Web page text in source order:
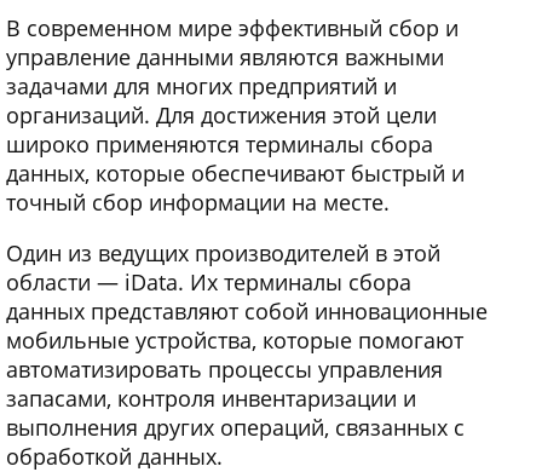
В современном мире эффективный сбор и
управление данными являются важными
задачами для многих предприятий и
организаций. Для достижения этой цели
широко применяются терминалы сбора
данных, которые обеспечивают быстрый и
точный сбор информации на месте.
Один из ведущих производителей в этой
области — iData. Их терминалы сбора
данных представляют собой инновационные
мобильные устройства, которые помогают
автоматизировать процессы управления
запасами, контроля инвентаризации и
выполнения других операций, связанных с
обработкой данных.